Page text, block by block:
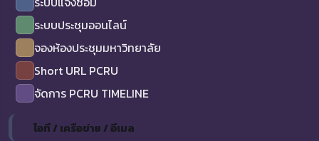
ระบบประชุมออนไลน์
จองห้องประชุมมหาวิทยาลัย
Short URL PCRU
จัดการ PCRU TIMELINE
ไอที / เครือข่าย / อีเมล